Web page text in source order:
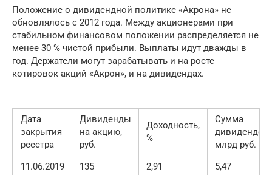
Положение о дивидендной политике «Акрона» не
обновлялось с 2012 года. Между акционерами при
стабильном финансовом положении распределяется не
менее 30 % чистой прибыли. Выплаты идут дважды в
год. Держатели могут зарабатывать и на росте
котировок акций «Акрон», и на дивидендах.
Дата
закрытия
реестра
Дивиденды
на акцию,
руб.
Доходность,
%
Сумма
дивидендов,
млрд руб.
11.06.2019
135 2,91
5,47